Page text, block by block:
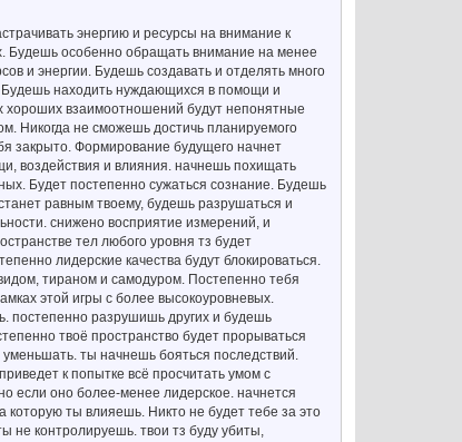
энергию и ресурсы на внимание к
Будешь особенно обращать внимание на менее
и энергии. Будешь создавать и отделять много
находить нуждающихся в помощи и
хороших взаимоотношений будут непонятные
Никогда не сможешь достичь планируемого
закрыто. Формирование будущего начнет
воздействия и влияния. начнешь похищать
Будет постепенно сужаться сознание. Будешь
равным твоему, будешь разрушаться и
снижено восприятие измерений, и
тел любого уровня тз будет
лидерские качества будут блокироваться.
тираном и самодуром. Постепенно тебя
этой игры с более высокоуровневых.
постепенно разрушишь других и будешь
твоё пространство будет прорываться
ты начнешь бояться последствий.
к попытке всё просчитать умом с
если оно более-менее лидерское. начнется
ты влияешь. Никто не будет тебе за это
не контролируешь. твои тз буду убиты,